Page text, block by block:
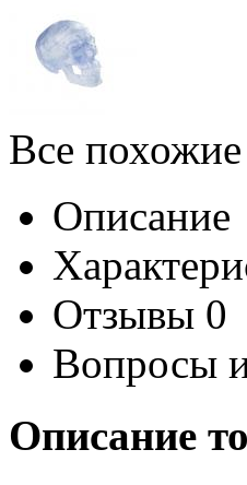
Все
Описание
Отзывы 0
Вопросы
Описание